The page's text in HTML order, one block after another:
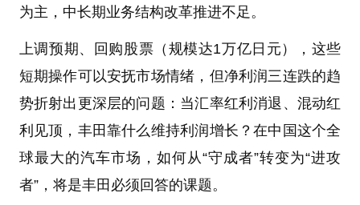
为主，中长期业务结构改革推进不足。
上调预期、回购股票（规模达1万亿日元），这些
短期操作可以安抚市场情绪，但净利润三连跌的趋
势折射出更深层的问题：当汇率红利消退、混动红
利见顶，丰田靠什么维持利润增长？在中国这个全
球最大的汽车市场，如何从“守成者”转变为“进攻
者”，将是丰田必须回答的课题。